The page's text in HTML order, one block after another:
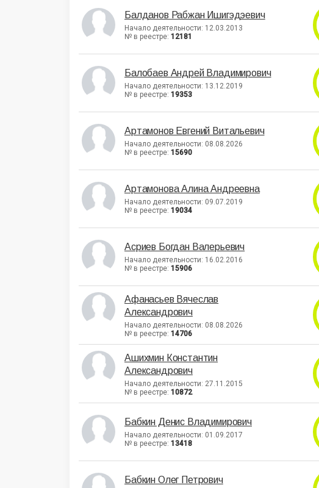
Балданов Рабжан Ишигэдэевич
Начало деятельности: 12.03.2013
№ в реестре: 12181
Балобаев Андрей Владимирович
Начало деятельности: 13.12.2019
№ в реестре: 19353
Артамонов Евгений Витальевич
Начало деятельности: 08.08.2026
№ в реестре: 15690
Артамонова Алина Андреевна
Начало деятельности: 09.07.2019
№ в реестре: 19034
Асриев Богдан Валерьевич
Начало деятельности: 16.02.2016
№ в реестре: 15906
Афанасьев Вячеслав
Александрович
Начало деятельности: 08.08.2026
№ в реестре: 14706
Ашихмин Константин
Александрович
Начало деятельности: 27.11.2015
№ в реестре: 10872
Бабкин Денис Владимирович
Начало деятельности: 01.09.2017
№ в реестре: 13418
Бабкин Олег Петрович